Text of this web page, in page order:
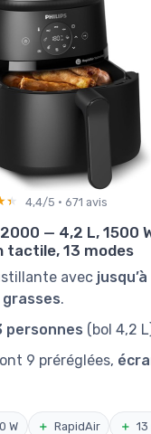
4,4/5 · 671 avis
— 4,2 L, 1500
tactile, 13 modes
avec
.
personnes (bol 4,2
9 préréglées,
W ＋ RapidAir ＋